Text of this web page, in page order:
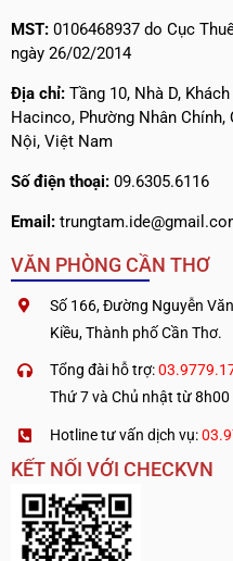
MST: 0106468937 do Cục
ngày 26/02/2014
Địa chỉ: Tầng 10, Nhà D,
Hacinco, Phường Nhân Chính,
Nội, Việt Nam
Số điện thoại: 09.6305.6116
Email:
VĂN PHÒNG CẦN THƠ
Số 166, Đường Nguyễn
Kiều, Thành phố Cần Thơ.
Tổng đài hỗ trợ:
Thứ 7 và Chủ nhật từ 8h00
Hotline tư vấn dịch vụ:
KẾT NỐI VỚI CHECKVN